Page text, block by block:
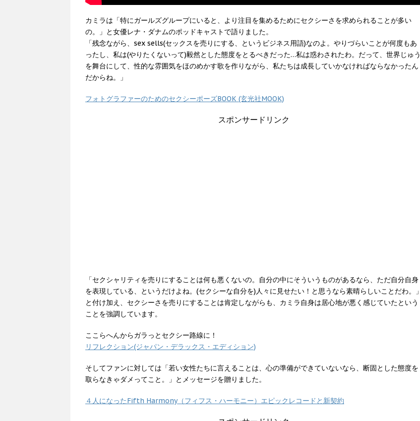
カミラは「特にガールズグループにいると、より注目を集めるためにセクシーさを求められることが多い
の。」と女優レナ・ダナムのポッドキャストで語りました。
「残念ながら、sex sells(セックスを売りにする、というビジネス用語)なのよ。やりづらいことが何度もあ
ったし、私は(やりたくないって)毅然とした態度をとるべきだった…私は惑わされたわ。だって、世界じゅう
を舞台にして、性的な雰囲気をほのめかす歌を作りながら、私たちは成長していかなければならなかったん
だからね。」
フォトグラファーのためのセクシーポーズBOOK (玄光社MOOK)
スポンサードリンク
「セクシャリティを売りにすることは何も悪くないの。自分の中にそういうものがあるなら、ただ自分自身
を表現している、というだけよね。(セクシーな自分を)人々に見せたい！と思うなら素晴らしいことだわ。」
と付け加え、セクシーさを売りにすることは肯定しながらも、カミラ自身は居心地が悪く感じていたという
ことを強調しています。
ここらへんからガラっとセクシー路線に！
リフレクション(ジャパン・デラックス・エディション)
そしてファンに対しては「若い女性たちに言えることは、心の準備ができていないなら、断固とした態度を
取らなきゃダメってこと。」とメッセージを贈りました。
４人になったFifth Harmony（フィフス・ハーモニー）エピックレコードと新契約